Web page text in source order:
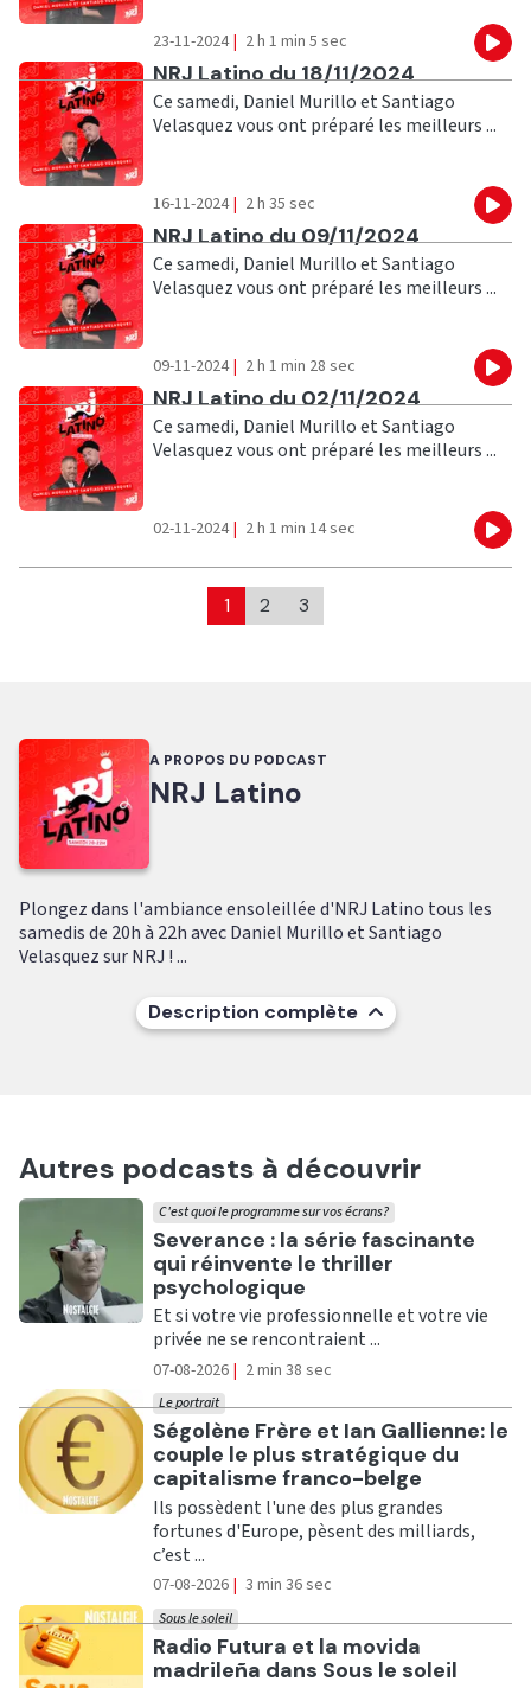
23-11-2024 | 2 h 1 min 5 sec
Ecouter
NRJ Latino du 18/11/2024
Ce samedi, Daniel Murillo et Santiago
Velasquez vous ont préparé les meilleurs ...
16-11-2024 | 2 h 35 sec
Ecouter
NRJ Latino du 09/11/2024
Ce samedi, Daniel Murillo et Santiago
Velasquez vous ont préparé les meilleurs ...
09-11-2024 | 2 h 1 min 28 sec
Ecouter
NRJ Latino du 02/11/2024
Ce samedi, Daniel Murillo et Santiago
Velasquez vous ont préparé les meilleurs ...
02-11-2024 | 2 h 1 min 14 sec
1 2 3
A PROPOS DU PODCAST
NRJ Latino
Plongez dans l'ambiance ensoleillée d'NRJ Latino tous les
samedis de 20h à 22h avec Daniel Murillo et Santiago
Velasquez sur NRJ ! ...
Description complète
Autres podcasts à découvrir
Ecouter
Severance : la série fascinante
qui réinvente le thriller
psychologique
C'est quoi le programme sur vos écrans?
Et si votre vie professionnelle et votre vie
privée ne se rencontraient ...
07-08-2026 | 2 min 38 sec
Ecouter
Ségolène Frère et Ian Gallienne: le
couple le plus stratégique du
capitalisme franco-belge
Le portrait
Ils possèdent l'une des plus grandes
fortunes d'Europe, pèsent des milliards,
c’est ...
07-08-2026 | 3 min 36 sec
Ecouter
Radio Futura et la movida
madrileña dans Sous le soleil
Sous le soleil